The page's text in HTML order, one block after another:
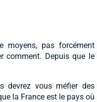
moyens, pas forcément
comment. Depuis que le
devrez vous méfier des
la France est le pays où